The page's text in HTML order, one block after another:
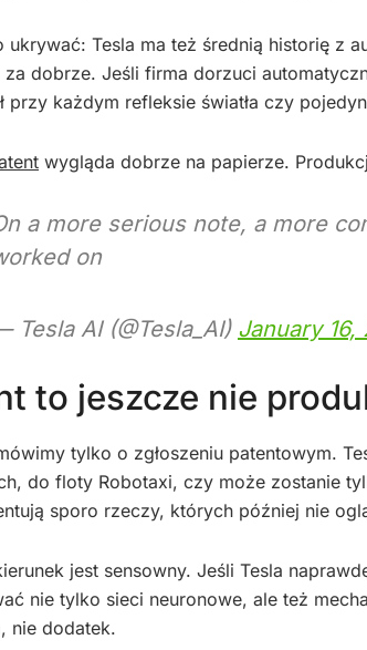
ukrywać: Tesla ma też średnią historię z
za dobrze. Jeśli firma dorzuci
przy każdym refleksie światła czy
wygląda dobrze na papierze.
a more serious note, a more
on
Tesla AI (@Tesla_AI) January 16,
to jeszcze nie
tylko o zgłoszeniu patentowym.
do floty Robotaxi, czy może zostanie
sporo rzeczy, których później nie
jest sensowny. Jeśli Tesla
nie tylko sieci neuronowe, ale też
nie dodatek.